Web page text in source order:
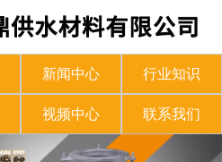
新闻中心 行业知识
视频中心 联系我们